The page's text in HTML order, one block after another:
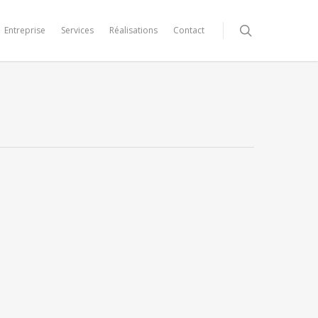
Entreprise Services Réalisations Contact